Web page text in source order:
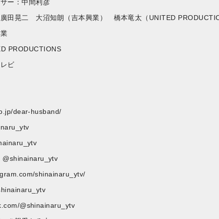
ー：中間利彦
廣田晃二 大沼知朗（吉本興業） 橋本竜太（UNITED
PRODUCTIONS
ビ
dear-husband/
shinainaru_ytv/
@shinainaru_ytv